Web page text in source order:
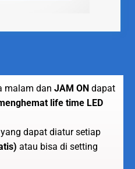
malam dan JAM ON dapat
life time LED
yang dapat diatur setiap
atau bisa di setting